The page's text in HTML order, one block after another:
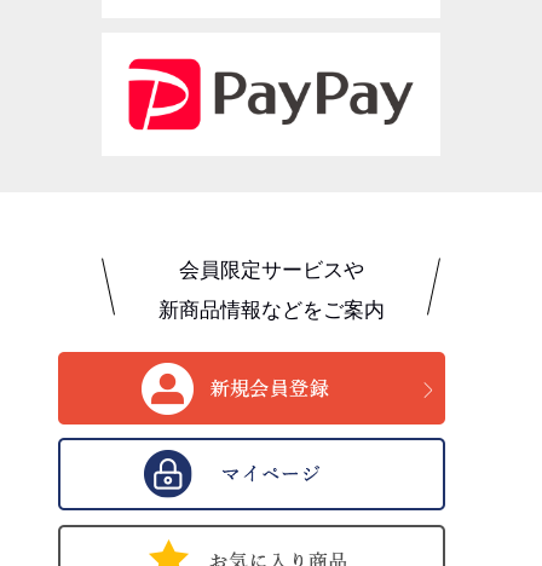
会員限定サービスや
新商品情報などをご案内